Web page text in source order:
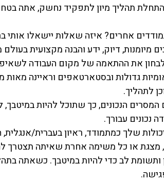
תהליך מיון לתפקיד נחשק, אתה
אחרים? איזה שאלות יישאלו אותי
מיומנות, דיוק, ידע והבנה מקצועית
לבחון את ההתאמה של מקום העבודה
גדולות ובסטארטאפים וראיינה
לתהליך.
המסרים הנכונים, כך שתוכל להיות
נכונים עבורך.
שלך כמתמודד, ראיון בעברית/
מצגת או כל משימה אחרת שאיתה תצטרך
לב כדי להיות במיטבך. כשאתה